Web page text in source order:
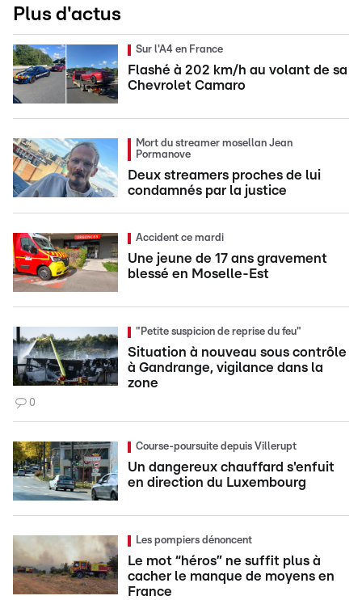
Plus d'actus
Sur l'A4 en France
Flashé à 202 km/h au volant de sa
Chevrolet Camaro
Mort du streamer mosellan Jean
Pormanove
Deux streamers proches de lui
condamnés par la justice
Accident ce mardi
Une jeune de 17 ans gravement
blessé en Moselle-Est
"Petite suspicion de reprise du feu"
Situation à nouveau sous contrôle
à Gandrange, vigilance dans la
zone
0
Course-poursuite depuis Villerupt
Un dangereux chauffard s'enfuit
en direction du Luxembourg
Les pompiers dénoncent
Le mot “héros” ne suffit plus à
cacher le manque de moyens en
France